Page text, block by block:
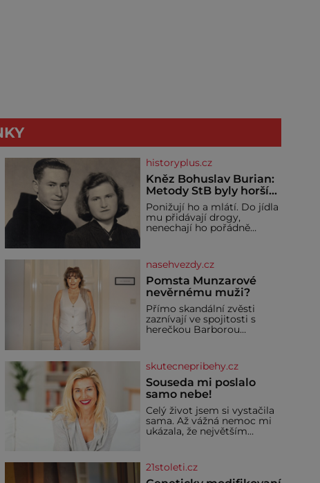
historyplus.cz
Kněz Bohuslav Burian:
Metody StB byly horší
než gestapácké
trýznění
Ponižují ho a mlátí. Do jídla
mu přidávají drogy,
nenechají ho pořádně
kruté týrání nevydrží a
estébákům podepíše
všechno, co po něm chtějí.
Svým podpisem jim potvrdí
výslechů nikdo nevyvíjel
fyzický ani psychický nátlak.
Syn brněnského řezníka
nasehvezdy.cz
Pomsta Munzarové
nevěrnému muži?
Přímo skandální zvěsti
zaznívají ve spojitosti s
herečkou Barborou
Munzarová měla být totiž
viděna s jakýmsi
sympaťákem, s nímž se
velmi družně, až d
skutecnepribehy.cz
Souseda mi poslalo
samo nebe!
Celý život jsem si vystačila
sama. Až vážná nemoc mi
ukázala, že největším
který je ochotný podat
pomocnou ruku. Vždycky
21stoleti.cz